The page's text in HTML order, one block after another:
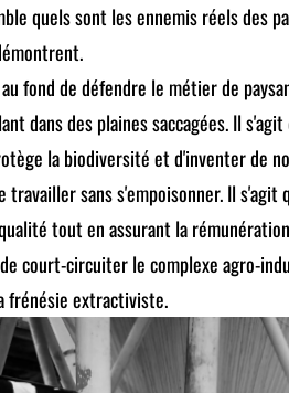
quels sont les ennemis réels des
fond de défendre le métier de
dans des plaines saccagées. Il
la biodiversité et d'inventer de
sans s'empoisonner. Il s'agit
tout en assurant la rémunération
court-circuiter le complexe agro-
frénésie extractiviste.